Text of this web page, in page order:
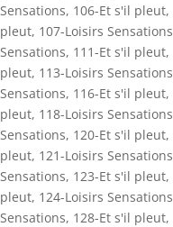
Sensations, 106-Et s'il pleut,
pleut, 107-Loisirs Sensations
Sensations, 111-Et s'il pleut,
pleut, 113-Loisirs Sensations
Sensations, 116-Et s'il pleut,
pleut, 118-Loisirs Sensations
Sensations, 120-Et s'il pleut,
pleut, 121-Loisirs Sensations
Sensations, 123-Et s'il pleut,
pleut, 124-Loisirs Sensations
Sensations, 128-Et s'il pleut,